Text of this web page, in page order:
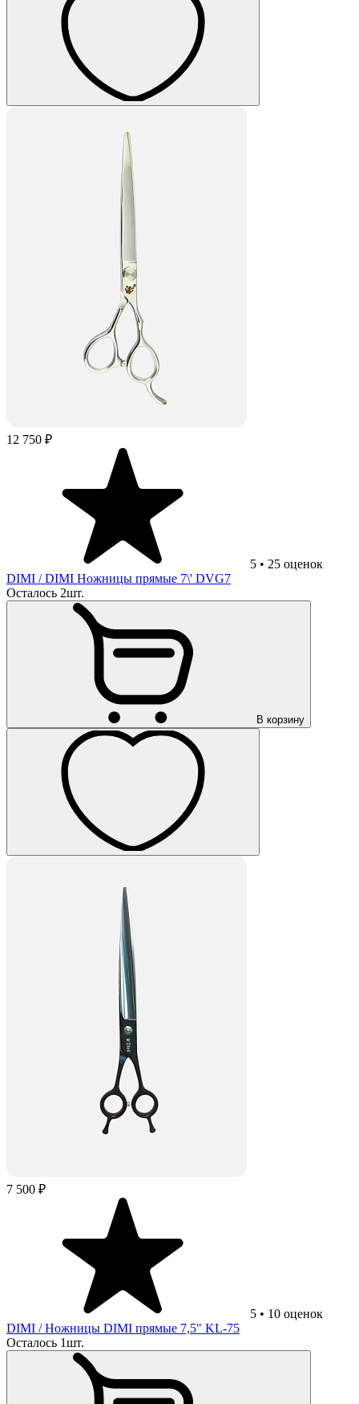
12 750 ₽
5 • 25 оценок
DIMI / DIMI Ножницы прямые 7\' DVG7
Осталось 2шт.
В корзину
7 500 ₽
5 • 10 оценок
DIMI / Ножницы DIMI прямые 7,5" KL-75
Осталось 1шт.